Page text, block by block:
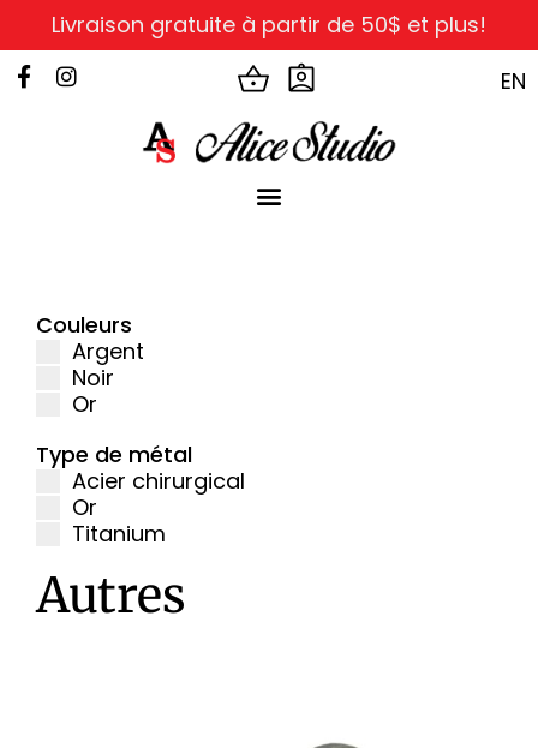
Livraison gratuite à partir de 50$ et plus!
EN
Couleurs
Argent
Noir
Or
Type de métal
Acier chirurgical
Or
Titanium
Autres